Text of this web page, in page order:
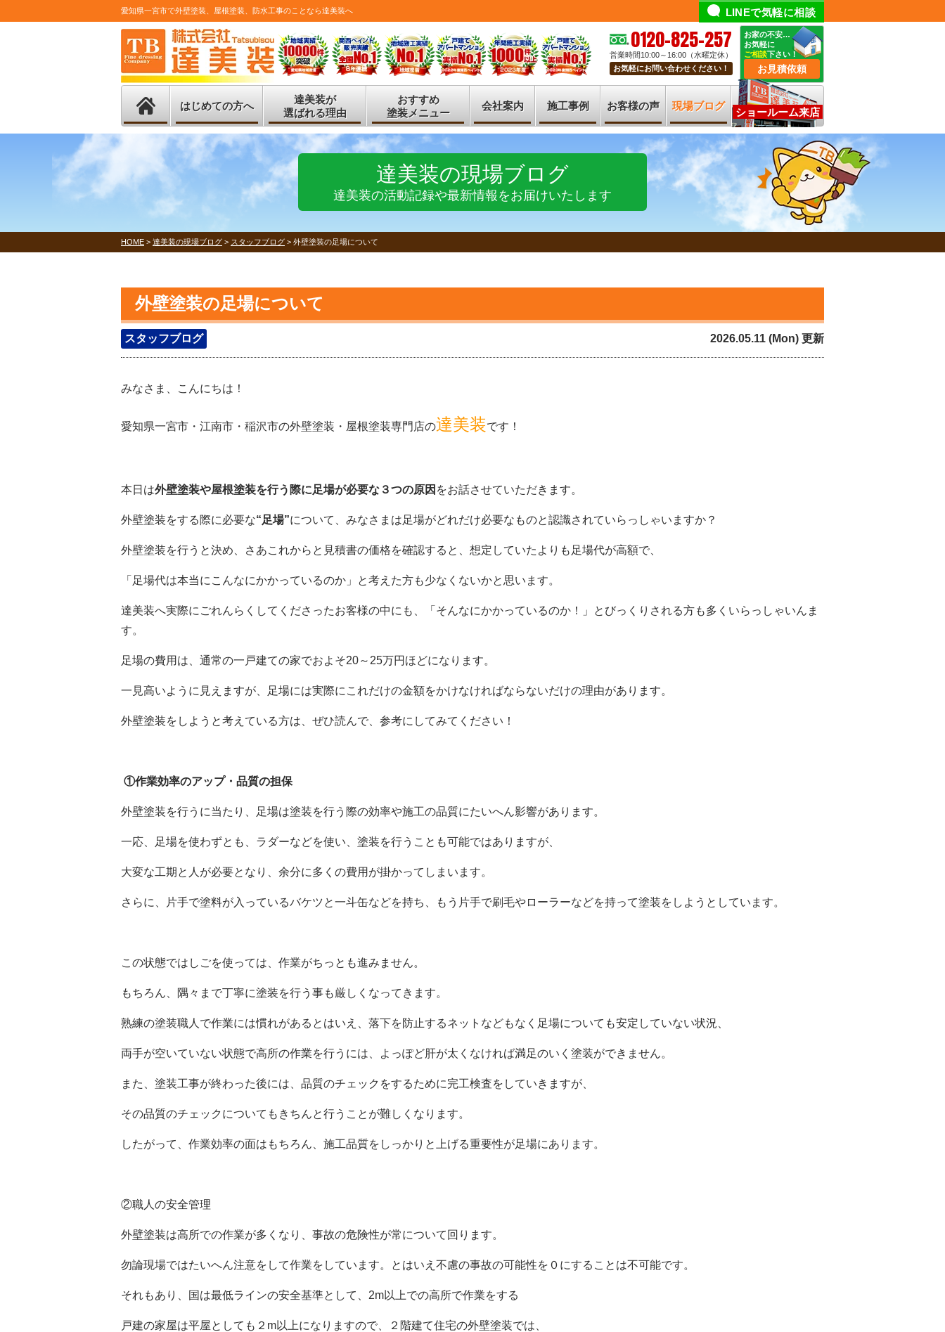
愛知県一宮市で外壁塗装、屋根塗装、防水工事のことなら達美装へ LINEで気軽に相談
0120-825-257
営業時間10:00～16:00（水曜定休）
お気軽にお問い合わせください！
お家の不安…
お気軽に
ご相談下さい！
お見積依頼
はじめての方へ
達美装が
選ばれる理由
おすすめ
塗装メニュー
会社案内 施工事例 お客様の声 現場ブログ
ショールーム来店
達美装の現場ブログ
達美装の活動記録や最新情報をお届けいたします
HOME > 達美装の現場ブログ > スタッフブログ > 外壁塗装の足場について
外壁塗装の足場について
スタッフブログ 2026.05.11 (Mon) 更新
みなさま、こんにちは！
愛知県一宮市・江南市・稲沢市の外壁塗装・屋根塗装専門店の達美装です！
本日は外壁塗装や屋根塗装を行う際に足場が必要な３つの原因 をお話させていただきます。
外壁塗装をする際に必要な“足場”について、みなさまは足場がどれだけ必要なものと認識されていらっしゃいますか？
外壁塗装を行うと決め、さあこれからと見積書の価格を確認すると、想定していたよりも足場代が高額で、
「足場代は本当にこんなにかかっているのか」と考えた方も少なくないかと思います。
達美装へ実際にごれんらくしてくださったお客様の中にも、「そんなにかかっているのか！」とびっくりされる方も多くいらっしゃいんま
す。
足場の費用は、通常の一戸建ての家でおよそ20～ 25万円ほどになります。
一見高いように見えますが、足場には実際にこれだけの金額をかけなければならないだけの理由があります。
外壁塗装をしようと考えている方は、ぜひ読んで、参考にしてみてください！
①作業効率のアップ・品質の担保
外壁塗装を行うに当たり、足場は塗装を行う際の効率や施工の品質にたいへん影響があります。
一応、足場を使わずとも、ラダーなどを使い、塗装を行うことも可能ではありますが、
大変な工期と人が必要となり、余分に多くの費用が掛かってしまいます。
さらに、片手で塗料が入っているバケツと一斗缶などを持ち、もう片手で刷毛やローラーなどを持って塗装をしようとしています。
この状態ではしごを使っては、作業がちっとも進みません。
もちろん、隅々まで丁寧に塗装を行う事も厳しくなってきます。
熟練の塗装職人で作業には慣れがあるとはいえ、落下を防止するネットなどもなく足場についても安定していない状況、
両手が空いていない状態で高所の作業を行うには、よっぽど肝が太くなければ満足のいく塗装ができません。
また、塗装工事が終わった後には、品質のチェックをするために完工検査をしていきますが、
その品質のチェックについてもきちんと行うことが難しくなります。
したがって、作業効率の面はもちろん、施工品質をしっかりと上げる重要性が足場にあります。
②職人の安全管理
外壁塗装は高所での作業が多くなり、事故の危険性が常について回ります。
勿論現場ではたいへん注意をして作業をしています。とはいえ不慮の事故の可能性を０にすることは不可能です。
それもあり、国は最低ラインの安全基準として、2m以上での高所で作業をする
戸建の家屋は平屋としても２ m以上になりますので、２階建て住宅の外壁塗装では、